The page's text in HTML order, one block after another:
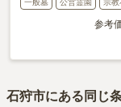
・男性
設備・環境 4.0
一般墓 公営霊園 宗教
参考
石狩市にある同じ